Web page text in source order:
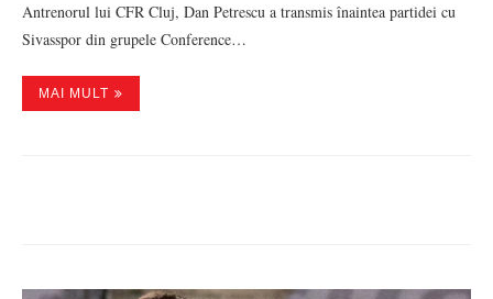
Antrenorul lui CFR Cluj, Dan Petrescu a transmis înaintea partidei cu
Sivasspor din grupele Conference…
MAI MULT